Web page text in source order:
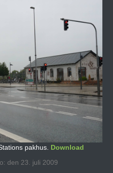
pakhus. Download
den 23. juli 2009